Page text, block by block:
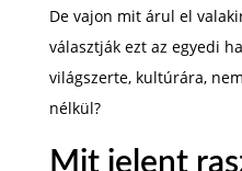
De vajon mit árul el
választják ezt az egyedi
világszerte, kultúrára,
nélkül?
Mit jelent